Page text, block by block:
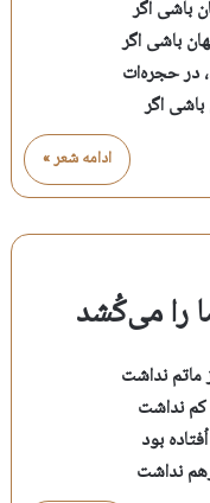
باشی اگر
باشی اگر
در حجره‌ات
اگر
ادامه شعر »
را می‌کُشد
نداشت
کم نداشت
بود
نداشت